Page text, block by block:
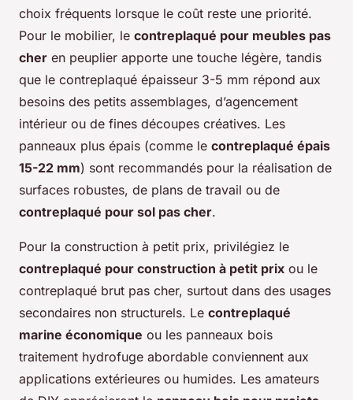
choix fréquents lorsque le coût reste une priorité.
Pour le mobilier, le contreplaqué pour meubles pas
cher en peuplier apporte une touche légère, tandis
que le contreplaqué épaisseur 3-5 mm répond aux
besoins des petits assemblages, d’agencement
intérieur ou de fines découpes créatives. Les
panneaux plus épais (comme le contreplaqué épais
15-22 mm) sont recommandés pour la réalisation de
surfaces robustes, de plans de travail ou de
contreplaqué pour sol pas cher.
Pour la construction à petit prix, privilégiez le
contreplaqué pour construction à petit prix ou le
contreplaqué brut pas cher, surtout dans des usages
secondaires non structurels. Le contreplaqué
marine économique ou les panneaux bois
traitement hydrofuge abordable conviennent aux
applications extérieures ou humides. Les amateurs